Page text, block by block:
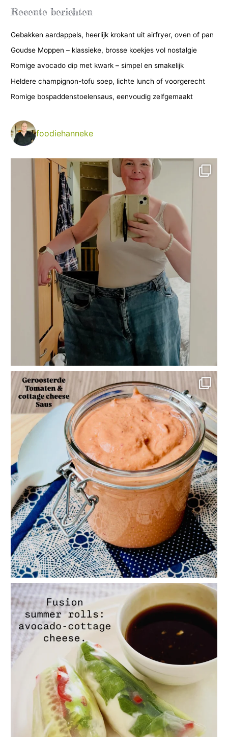
t
g
o
r
i
Recente berichten
Gebakken aardappels, heerlijk krokant uit airfryer, oven of pan
Goudse Moppen – klassieke, brosse koekjes vol nostalgie
Romige avocado dip met kwark – simpel en smakelijk
Heldere champignon-tofu soep, lichte lunch of voorgerecht
Romige bospaddenstoelensaus, eenvoudig zelfgemaakt
foodiehanneke